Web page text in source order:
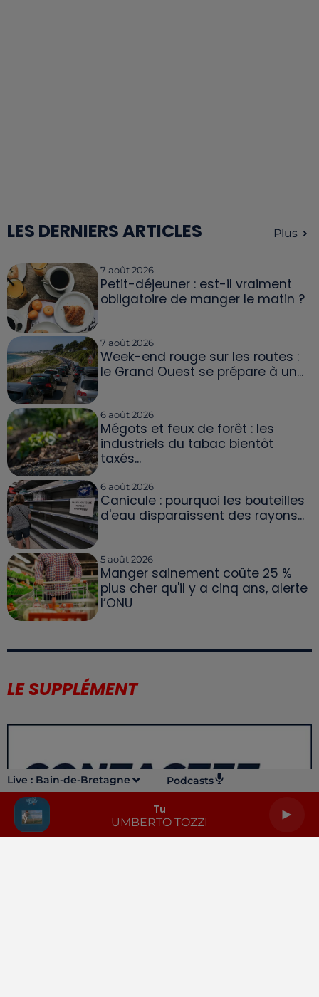
Live : Bain-de-Bretagne Podcasts
Tu
UMBERTO TOZZI
LES DERNIERS ARTICLES Plus
7 août 2026
Petit-déjeuner : est-il vraiment
obligatoire de manger le matin ?
7 août 2026
Week-end rouge sur les routes :
le Grand Ouest se prépare à un...
6 août 2026
Mégots et feux de forêt : les
industriels du tabac bientôt
taxés...
6 août 2026
Canicule : pourquoi les bouteilles
d'eau disparaissent des rayons...
5 août 2026
Manger sainement coûte 25 %
plus cher qu'il y a cinq ans, alerte
l’ONU
LE SUPPLÉMENT